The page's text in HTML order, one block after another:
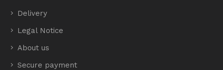
Delivery
Legal Notice
About us
Secure payment